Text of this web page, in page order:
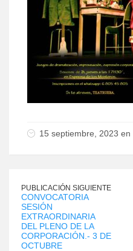
15 septiembre, 2023 en
PUBLICACIÓN SIGUIENTE
CONVOCATORIA
SESIÓN
EXTRAORDINARIA
DEL PLENO DE LA
CORPORACIÓN.- 3 DE
OCTUBRE